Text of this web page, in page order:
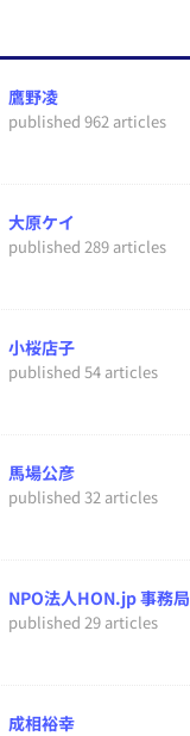
鷹野凌
published 962 articles
大原ケイ
published 289 articles
小桜店子
published 54 articles
馬場公彦
published 32 articles
NPO法人HON.jp 事務局
published 29 articles
成相裕幸